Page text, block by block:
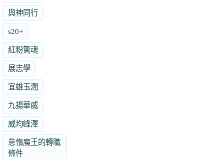
與神同行
s20+
紅粉驚魂
展志學
宜雄玉潤
九揚華威
威均峰澤
怠惰魔王的轉職
條件